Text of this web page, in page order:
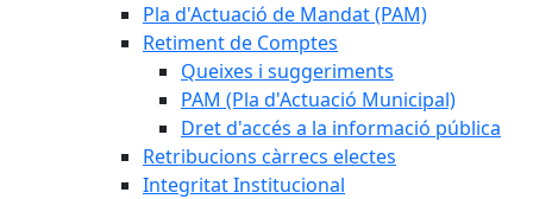
Pla d'Actuació de Mandat (PAM)
Retiment de Comptes
Queixes i suggeriments
PAM (Pla d'Actuació Municipal)
Dret d'accés a la informació pública
Retribucions càrrecs electes
Integritat Institucional